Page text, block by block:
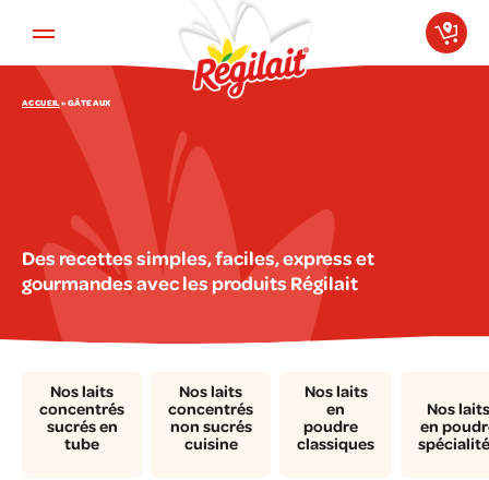
ACCUEIL»GÂTEAUX
Des recettes simples, faciles, express et
gourmandes avec les produits Régilait
Nos laits
concentrés
sucrés en
tube
Nos laits
concentrés
non sucrés
cuisine
Nos laits
en
poudre
classiques
Nos laits
en